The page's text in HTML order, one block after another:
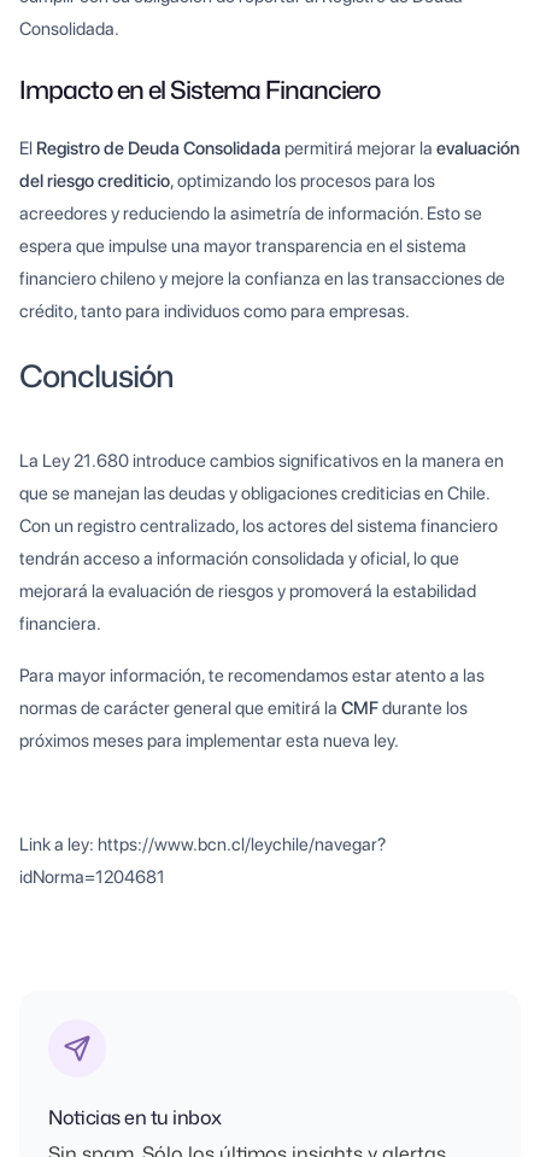
Consolidada.
Impacto en el Sistema Financiero
El Registro de Deuda Consolidada permitirá mejorar la evaluación
del riesgo crediticio, optimizando los procesos para los
acreedores y reduciendo la asimetría de información. Esto se
espera que impulse una mayor transparencia en el sistema
financiero chileno y mejore la confianza en las transacciones de
crédito, tanto para individuos como para empresas.
Conclusión
La Ley 21.680 introduce cambios significativos en la manera en
que se manejan las deudas y obligaciones crediticias en Chile.
Con un registro centralizado, los actores del sistema financiero
tendrán acceso a información consolidada y oficial, lo que
mejorará la evaluación de riesgos y promoverá la estabilidad
financiera.
Para mayor información, te recomendamos estar atento a las
normas de carácter general que emitirá la CMFdurante los
próximos meses para implementar esta nueva ley.
Link a ley: https://www.bcn.cl/leychile/navegar?
idNorma=1204681
Noticias en tu inbox